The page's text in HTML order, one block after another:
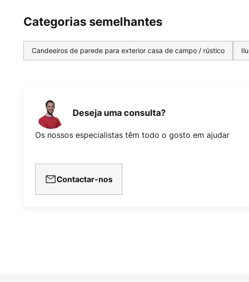
Categorias semelhantes
Candeeiros de parede para exterior casa de campo / rústico
Deseja uma consulta?
Os nossos especialistas têm todo o gosto em ajudar
Contactar-nos